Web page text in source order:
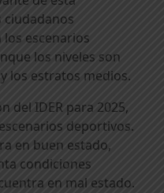
ciudadanos
escenarios
los niveles son
los estratos medios.
del IDER para 2025,
deportivos.
en buen estado,
condiciones
en mal estado.